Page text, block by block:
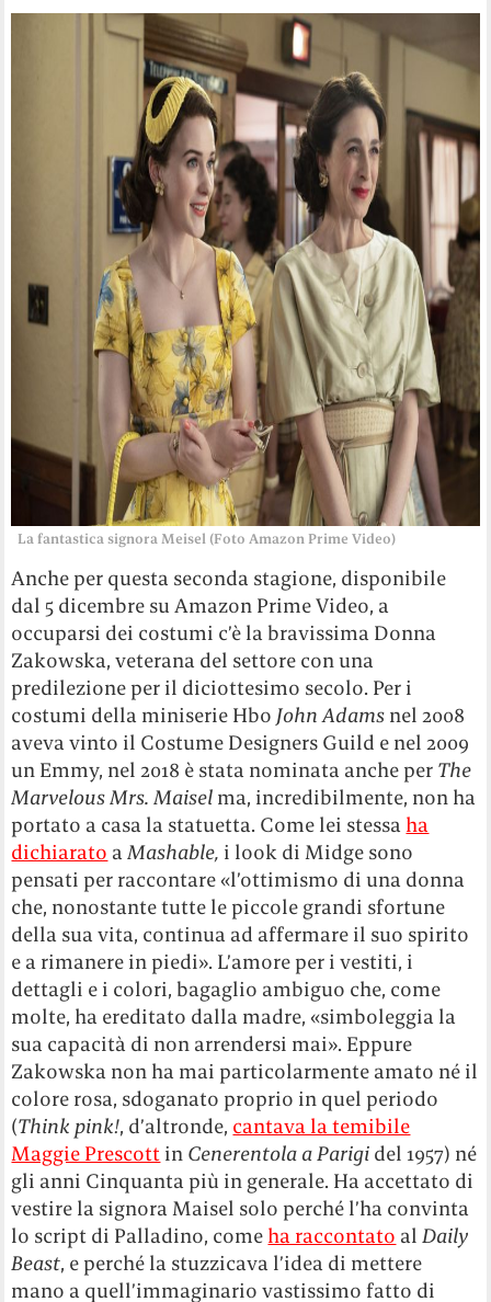
La fantastica signora Meisel (Foto Amazon Prime Video)
Anche per questa seconda stagione, disponibile
dal 5 dicembre su Amazon Prime Video, a
occuparsi dei costumi c’è la bravissima Donna
Zakowska, veterana del settore con una
predilezione per il diciottesimo secolo. Per i
costumi della miniserie Hbo John Adams nel 2008
aveva vinto il Costume Designers Guild e nel 2009
un Emmy, nel 2018 è stata nominata anche per The
Marvelous Mrs. Maisel ma, incredibilmente, non ha
portato a casa la statuetta. Come lei stessa ha
dichiarato aMashable, i look di Midge sono
pensati per raccontare «l’ottimismo di una donna
che, nonostante tutte le piccole grandi sfortune
della sua vita, continua ad affermare il suo spirito
e a rimanere in piedi». L’amore per i vestiti, i
dettagli e i colori, bagaglio ambiguo che, come
molte, ha ereditato dalla madre, «simboleggia la
sua capacità di non arrendersi mai». Eppure
Zakowska non ha mai particolarmente amato né il
colore rosa, sdoganato proprio in quel periodo
(Think pink!, d’altronde, cantava la temibile
Maggie Prescott in Cenerentola a Parigi del 1957) né
gli anni Cinquanta più in generale. Ha accettato di
vestire la signora Maisel solo perché l’ha convinta
lo script di Palladino, come ha raccontato alDaily
Beast, e perché la stuzzicava l’idea di mettere
mano a quell’immaginario vastissimo fatto di